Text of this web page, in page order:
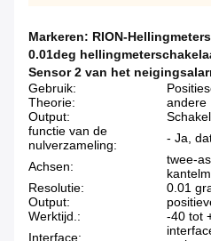
Markeren: RION-
0.01deg
Sensor 2 van het
Gebruik:
Theorie:
andere
Output:
functie van de
nulverzameling:
- Ja,
Achsen:
twee-
Resolutie:
0.01
Output:
Werktijd.:
-40 tot
Interface: